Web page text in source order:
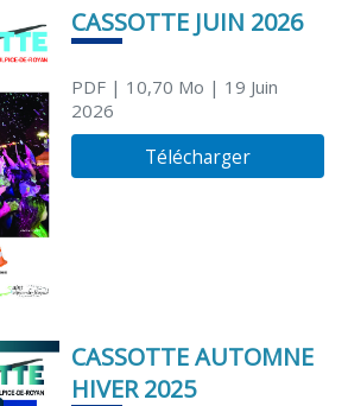
CASSOTTE JUIN 2026
PDF| 10,70 Mo | 19 Juin
2026
Télécharger
CASSOTTE AUTOMNE
HIVER 2025